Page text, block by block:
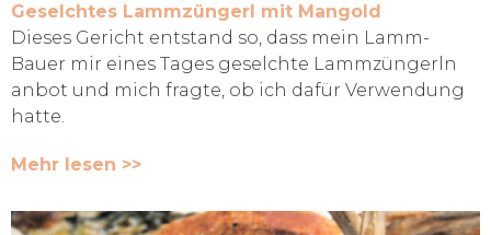
Geselchtes Lammzüngerl mit Mangold
Dieses Gericht entstand so, dass mein Lamm-
Bauer mir eines Tages geselchte Lammzüngerln
anbot und mich fragte, ob ich dafür Verwendung
hatte.
Mehr lesen >>